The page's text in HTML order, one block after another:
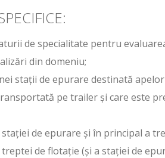
de specialitate pentru
din domeniu;
staţii de epurare destinată
pe trailer şi care este
de epurare şi în principal a
de flotaţie (şi a staţiei de